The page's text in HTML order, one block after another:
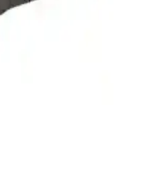
Oto Paspasları